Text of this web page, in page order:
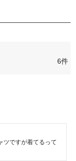
6
ツですが着てるって